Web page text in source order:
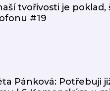
tvořivosti je poklad,
#19
Pánková: Potřebuji